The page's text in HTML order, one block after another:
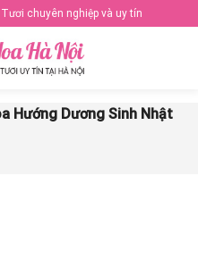
chuyên nghiệp và uy tín
Hướng Dương Sinh Nhật